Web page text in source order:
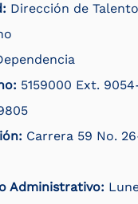
Dirección de Talento
5159000 Ext.
Carrera 59 No.
Administrativo: